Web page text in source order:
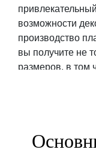
возможности
производство
вы получите не
размеров, в том
сможете
Мы предлагаем